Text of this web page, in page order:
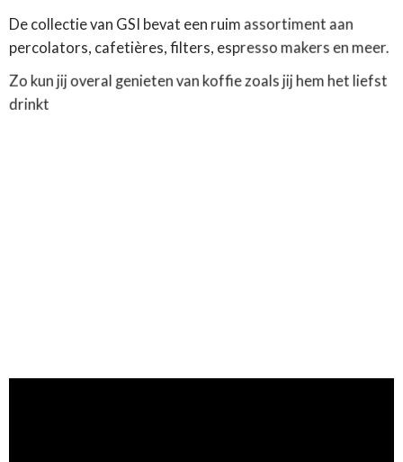
De collectie van GSI bevat een ruim assortiment aan
percolators, cafetières, filters, espresso makers en meer.
Zo kun jij overal genieten van koffie zoals jij hem het liefst
drinkt